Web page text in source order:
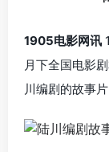
1905电影网讯
月下全国电影
川编剧的故事